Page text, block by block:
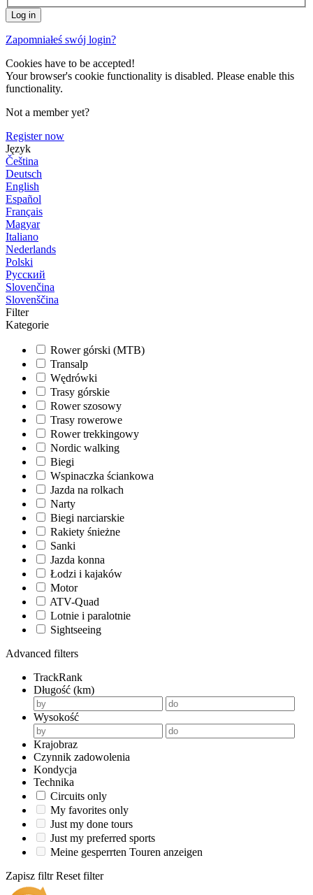
Zapomniałeś swój login?
Cookies have to be accepted!
Your browser's cookie functionality is disabled. Please enable this
functionality.
Not a member yet?
Register now
Język
Čeština
Deutsch
English
Español
Français
Magyar
Italiano
Nederlands
Polski
Русский
Slovenčina
Slovenščina
Filter
Kategorie
Rower górski (MTB)
Transalp
Wędrówki
Trasy górskie
Rower szosowy
Trasy rowerowe
Rower trekkingowy
Nordic walking
Biegi
Wspinaczka ściankowa
Jazda na rolkach
Narty
Biegi narciarskie
Rakiety śnieżne
Sanki
Jazda konna
Łodzi i kajaków
Motor
ATV-Quad
Lotnie i paralotnie
Sightseeing
Advanced filters
TrackRank
Długość (km)
Wysokość
Krajobraz
Czynnik zadowolenia
Kondycja
Technika
Circuits only
My favorites only
Just my done tours
Just my preferred sports
Meine gesperrten Touren anzeigen
Zapisz filtr Reset filter